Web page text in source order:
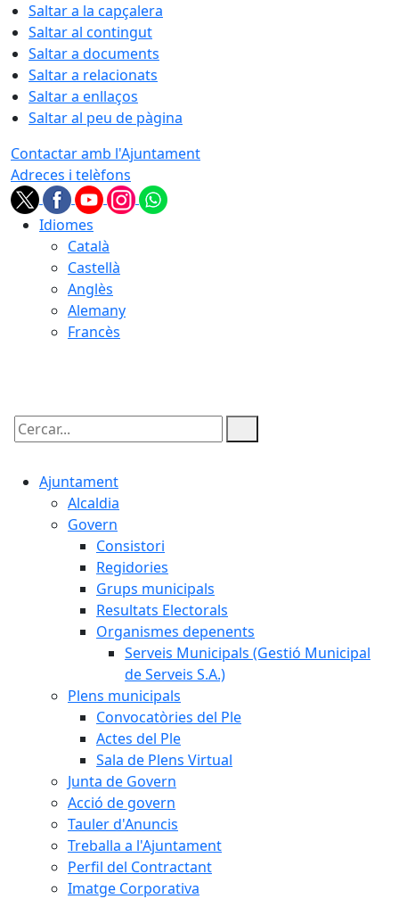
Saltar a la capçalera
Saltar al contingut
Saltar a documents
Saltar a relacionats
Saltar a enllaços
Saltar al peu de pàgina
Contactar amb l'Ajuntament
Adreces i telèfons
Idiomes
Català
Castellà
Anglès
Alemany
Francès
Cercar:
Ajuntament
Alcaldia
Govern
Consistori
Regidories
Grups municipals
Resultats Electorals
Organismes depenents
Serveis Municipals (Gestió Municipal
de Serveis S.A.)
Plens municipals
Convocatòries del Ple
Actes del Ple
Sala de Plens Virtual
Junta de Govern
Acció de govern
Tauler d'Anuncis
Treballa a l'Ajuntament
Perfil del Contractant
Imatge Corporativa